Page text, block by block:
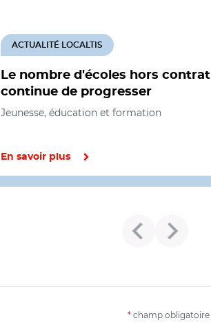
Le nombre d'écoles hors contrat
continue de progresser
ACTUALITÉ LOCALTIS
Jeunesse, éducation et formation
En savoir plus
* champ obligatoire